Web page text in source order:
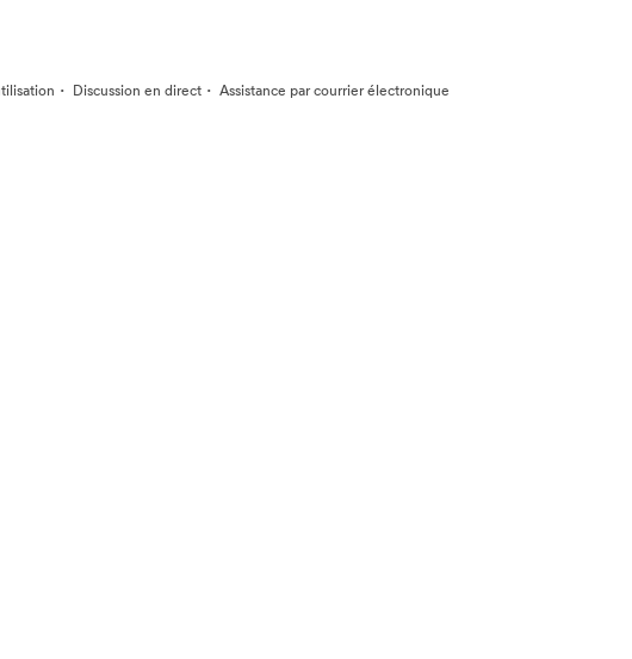
· Discussion en direct · Assistance par courrier électronique